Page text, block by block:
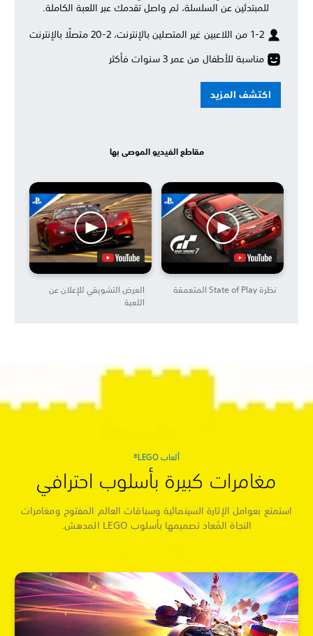
للمبتدئين عن السلسلة، ثم واصل تقدمك عبر اللعبة الكاملة.
1-2 من اللاعبين غير المتصلين بالإنترنت، 2-20 متصلًا بالإنترنت
مناسبة للأطفال من عمر 3 سنوات فأكثر
اكتشف المزيد
مقاطع الفيديو الموصى بها
العرض التشويقي للإعلان عن
اللعبة
نظرة State of Play المتعمقة
ألعاب LEGO®
مغامرات كبيرة بأسلوب احترافي
استمتع بعوامل الإثارة السينمائية وسباقات العالم المفتوح ومغامرات
النجاة المُعاد تصميمها بأسلوب LEGO المدهش.